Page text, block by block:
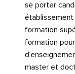
se porter
établissement
formation
formation
master et